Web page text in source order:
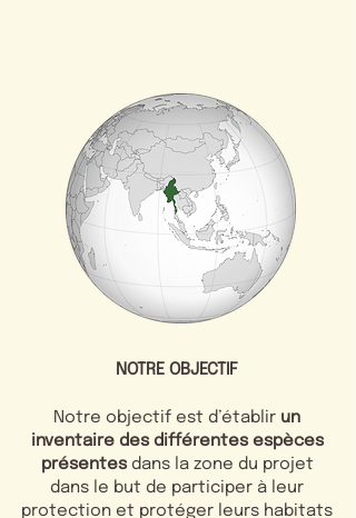
NOTRE OBJECTIF
Notre objectif est d’établir un
inventaire des différentes espèces
présentesdans la zone du projet
dans le but de participer à leur
protection et protéger leurs habitats